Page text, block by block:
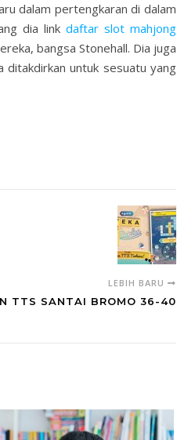
dalam pertengkaran di dalam
dia linkdaftar slot mahjong
bangsa Stonehall. Dia juga
ditakdirkan untuk sesuatu yang
LEBIH BARU
TTS SANTAI BROMO 36-40